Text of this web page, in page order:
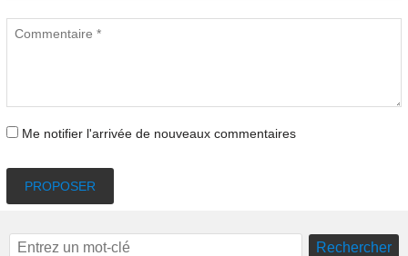
Me notifier l'arrivée de nouveaux commentaires
PROPOSER
Rechercher